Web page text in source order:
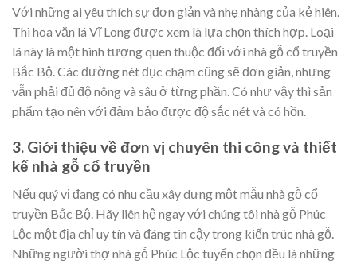
Với những ai yêu thích sự đơn giản và nhẹ nhàng của kẻ hiên.
Thì hoa văn lá Vĩ Long được xem là lựa chọn thích hợp. Loại
lá này là một hình tượng quen thuộc đối với nhà gỗ cổ truyền
Bắc Bộ. Các đường nét đục chạm cũng sẽ đơn giản, nhưng
vẫn phải đủ độ nông và sâu ở từng phần. Có như vậy thì sản
phẩm tạo nên với đảm bảo được độ sắc nét và có hồn.
3. Giới thiệu về đơn vị chuyên thi công và thiết
kế nhà gỗ cổ truyền
Nếu quý vị đang có nhu cầu xây dựng một mẫu nhà gỗ cổ
truyền Bắc Bộ. Hãy liên hệ ngay với chúng tôi nhà gỗ Phúc
Lộc một địa chỉ uy tín và đáng tin cậy trong kiến trúc nhà gỗ.
Những người thợ nhà gỗ Phúc Lộc tuyển chọn đều là những